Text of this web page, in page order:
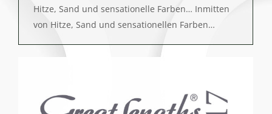
Hitze, Sand und sensationelle Farben… Inmitten
von Hitze, Sand und sensationellen Farben…